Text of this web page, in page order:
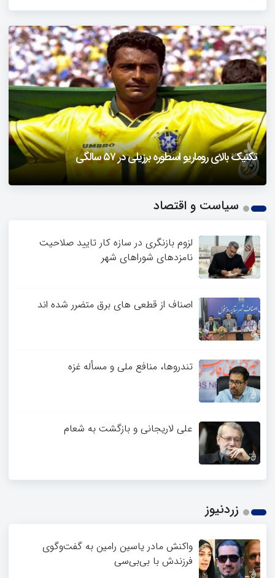
تکنیک بالای روماریو اسطوره برزیلی در ۵۷ سالگی
فیلمی از یک خواننده زن در توئیتر ضرغامی جنجالی شد
حمله تند مصطفی کواکبیان به مجری جنجالی صدا و سیما
دزفول را باید دید
2
سیاست و اقتصاد
لزوم بازنگری در سازه کار تایید صلاحیت
نامزدهای شوراهای شهر
اصناف از قطعی های برق متضرر شده اند
تندروها، منافع ملی و مسأله غزه
علی لاریجانی و بازگشت به شعام
زردنیوز
واکنش مادر یاسین رامین به گفت‌وگوی
فرزندش با بی‌بی‌سی